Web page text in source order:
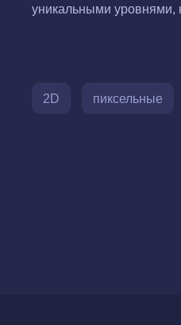
уникальными уровнями,
2D пиксельные